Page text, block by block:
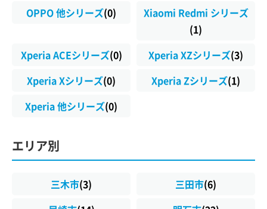
OPPO 他シリーズ(0)
Xiaomi Redmi シリーズ
(1)
Xperia ACEシリーズ(0) Xperia XZシリーズ(3)
Xperia Xシリーズ(0) Xperia Zシリーズ(1)
Xperia 他シリーズ(0)
エリア別
三木市(3) 三田市(6)